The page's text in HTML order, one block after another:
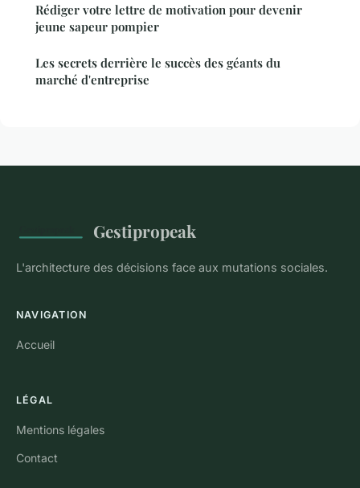
Rédiger votre lettre de motivation pour devenir
jeune sapeur pompier
Les secrets derrière le succès des géants du
marché d'entreprise
Gestipropeak
L'architecture des décisions face aux mutations sociales.
NAVIGATION
Accueil
LÉGAL
Mentions légales
Contact